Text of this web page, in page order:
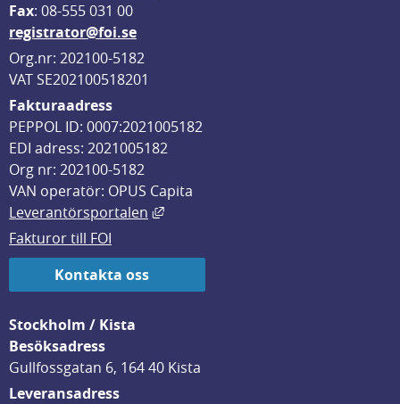
Fax: 08-555 031 00
registrator@foi.se
Org.nr: 202100-5182
VAT SE202100518201
Fakturaadress
PEPPOL ID: 0007:2021005182
EDI adress: 2021005182
Org nr: 202100-5182
VAN operatör: OPUS Capita
Leverantörsportalen
Länk till annan webbplats, öppnas
Fakturor till FOI
Kontakta oss
Stockholm / Kista
Besöksadress
Gullfossgatan 6, 164 40 Kista
Leveransadress